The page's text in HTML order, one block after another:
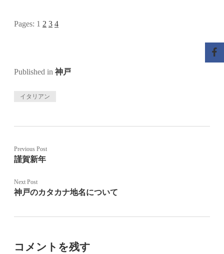
Pages: 1 2 3 4
Published in 神戸
イタリアン
Previous Post
謹賀新年
Next Post
神戸のカタカナ地名について
コメントを残す